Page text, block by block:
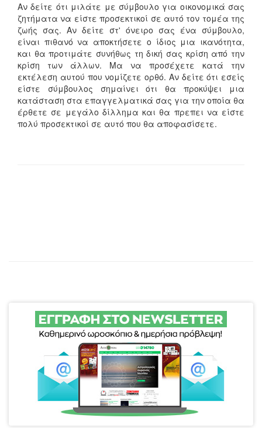
Αν δείτε ότι μιλάτε με σύμβουλο για οικονομικά σας
ζητήματα να είστε προσεκτικοί σε αυτό τον τομέα της
ζωής σας. Αν δείτε στ' όνειρο σας ένα σύμβουλο,
είναι πιθανό να αποκτήσετε ο ίδιος μια ικανότητα,
και θα προτιμάτε συνήθως τη δική σας κρίση από την
κρίση των άλλων. Μα να προσέχετε κατά την
εκτέλεση αυτού που νομίζετε ορθό. Αν δείτε ότι εσείς
είστε σύμβουλος σημαίνει ότι θα προκύψει μια
κατάσταση στα επαγγελματικά σας για την οποία θα
έρθετε σε μεγάλο δίλλημα και θα πρεπει να είστε
πολύ προσεκτικοί σε αυτό που θα αποφασίσετε.